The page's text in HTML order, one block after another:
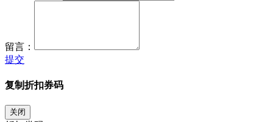
留言：
提交
复制折扣券码
关闭